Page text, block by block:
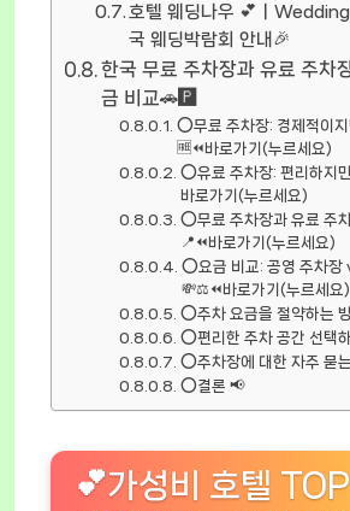
호텔 웨딩나우 💕ㅣ
국 웨딩박람회 안내🎉
한국 무료 주차장과 유료 주차
금 비교🚗🅿️
⭕무료 주차장: 경제적이
🆓⏪바로가기(누르세요)
⭕유료 주차장: 편리하지
바로가기(누르세요)
⭕무료 주차장과 유료 주
📍⏪바로가기(누르세요)
⭕요금 비교: 공영 주차장
💸⚖️⏪바로가기(누르세요)
⭕주차 요금을 절약하는
⭕편리한 주차 공간 선택
⭕주차장에 대한 자주 묻
⭕결론 📢
💕가성비 호텔